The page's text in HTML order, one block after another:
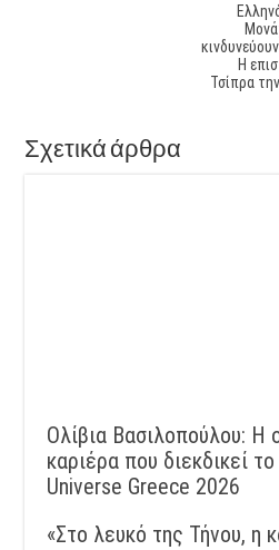
Η
Τσίπρα
Σχετικά άρθρα
Ολίβια Βασιλοπούλου: Η
καριέρα που διεκδικεί
Universe Greece 2026
«Στο λευκό της Τήνου, η